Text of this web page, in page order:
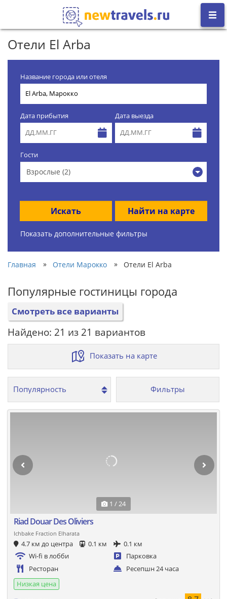
Отели El Arba
Название города или отеля
Дата прибытия Дата выезда
Гости
Взрослые (2)
Искать Найти на карте
Показать дополнительные фильтры
Главная » Отели Марокко » Отели El Arba
Популярные гостиницы города
Смотреть все варианты
Найдено: 21 из 21 вариантов
Показать на карте
Фильтры
1 / 24
Riad Douar Des Oliviers
Ichbake Fraction Elharata
4.7 км до центра 0.1 км
0.1 км
Wi-fi в лобби
Парковка
Ресторан
Ресепшн 24 часа
Низкая цена